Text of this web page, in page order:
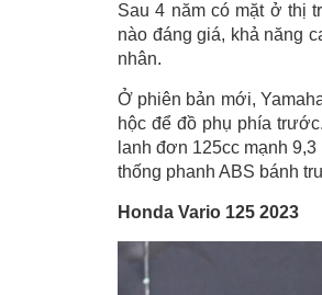
Sau 4 năm có mặt ở thị
nào đáng giá, khả năng
nhân.
Ở phiên bản mới,
hộc để đồ phụ phía
lanh đơn 125cc mạnh
thống phanh ABS bánh
Honda Vario 125 2023